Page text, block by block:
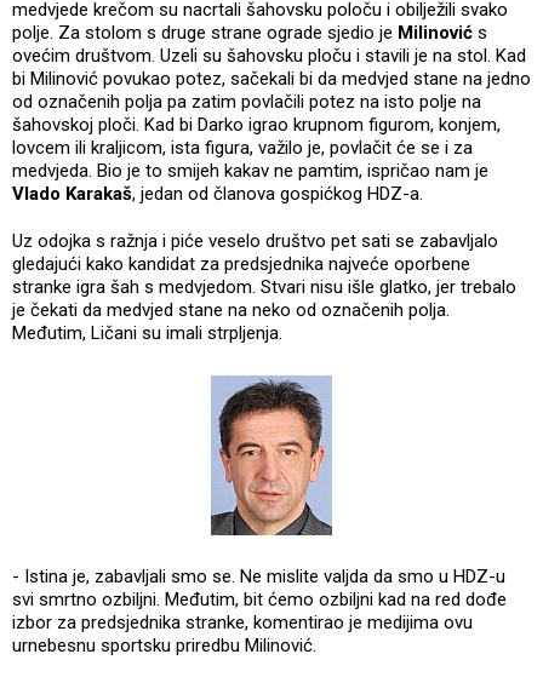
medvjede krečom su nacrtali šahovsku poloču i obilježili svako
polje. Za stolom s druge strane ograde sjedio je Milinović s
ovećim društvom. Uzeli su šahovsku ploču i stavili je na stol. Kad
bi Milinović povukao potez, sačekali bi da medvjed stane na jedno
od označenih polja pa zatim povlačili potez na isto polje na
šahovskoj ploči. Kad bi Darko igrao krupnom figurom, konjem,
lovcem ili kraljicom, ista figura, važilo je, povlačit će se i za
medvjeda. Bio je to smijeh kakav ne pamtim, ispričao nam je
Vlado Karakaš, jedan od članova gospićkog HDZ-a.
Uz odojka s ražnja i piće veselo društvo pet sati se zabavljalo
gledajući kako kandidat za predsjednika najveće oporbene
stranke igra šah s medvjedom. Stvari nisu išle glatko, jer trebalo
je čekati da medvjed stane na neko od označenih polja.
Međutim, Ličani su imali strpljenja.
- Istina je, zabavljali smo se. Ne mislite valjda da smo u HDZ-u
svi smrtno ozbiljni. Međutim, bit ćemo ozbiljni kad na red dođe
izbor za predsjednika stranke, komentirao je medijima ovu
urnebesnu sportsku priredbu Milinović.